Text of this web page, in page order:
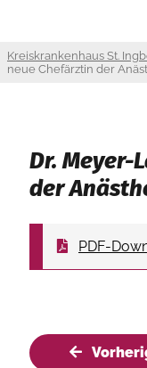
Kreiskrankenhaus St.
neue Chefärztin der
Dr. Meyer-
der
PDF-